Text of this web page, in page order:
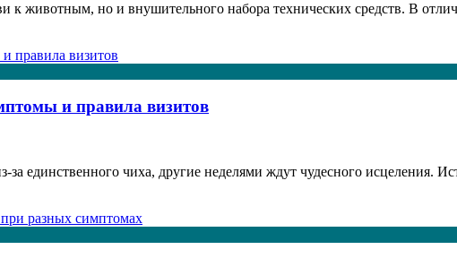
к животным, но и внушительного набора технических средств. В
и правила визитов
единственного чиха, другие неделями ждут чудесного исцеления.